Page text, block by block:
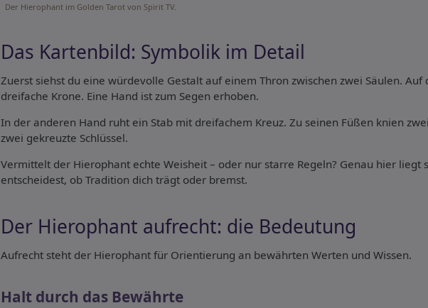
Der Hierophant im Golden Tarot von Spirit TV.
Das Kartenbild: Symbolik im Detail
Zuerst siehst du eine würdevolle Gestalt auf einem Thron zwischen zwei Säulen. Auf
dreifache Krone. Eine Hand ist zum Segen erhoben.
In der anderen Hand ruht ein Stab mit dreifachem Kreuz. Zu seinen Füßen knien
zwei gekreuzte Schlüssel.
Vermittelt der Hierophant echte Weisheit – oder nur starre Regeln? Genau hier liegt
entscheidest, ob Tradition dich trägt oder bremst.
Der Hierophant aufrecht: die Bedeutung
Aufrecht steht der Hierophant für Orientierung an bewährten Werten und Wissen.
Halt durch das Bewährte